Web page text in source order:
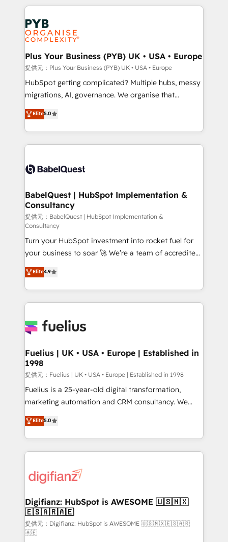
scalable retainers. Let’s make HubSpot your most
powerful growth engine. Built to convert, scale, and
drive results.
WordPress development. We work with enterprise
and growth-led companies across technology,
professional services, financial services and
industrial sectors. Offices in Johannesburg, Cape
Town, Dubai & London. 500+ HubSpot CRM
implementations delivered. AI visibility coverage
across ChatGPT, Claude, Perplexity, Gemini and
Google AI Overviews. HubSpot Impact Award -
Innovation HubSpot Impact Award - Platform
Migration Excellence HubSpot Impact Award -
accreditations with HubSpot.
Plus Your Business (PYB) UK • USA • Europe
提供元：Plus Your Business (PYB) UK • USA • Europe
HubSpot getting complicated? Multiple hubs, messy
migrations, AI, governance. We organise that
complexity, so your team can put HubSpot to work...
Welcome to our Profile! We help with: • CRM
implementation, reports, workflows, and team
training • CRM migration from Salesforce, Pipedrive,
custom API integrations with ERP (and other
operations A little about us: • Boutique 'Elite' team of
12 • 150+ clients across Sales Hub, Marketing Hub,
Service Hub, Data Hub and CMS • ISO/IEC
27001:2022, ISO 9001:2015, and ISO 42001:2023
certified - the AI management standard • GuardHub:
our AI governance framework, built on ISO 42001
Ready for the next step? Click the 👈 '𝗖𝗼𝗻𝘁𝗮𝗰𝘁
𝗯𝘂𝘀𝗶𝗻𝗲𝘀𝘀' button to get in touch (𝘸𝘦'𝘳𝘦 𝘴𝘶𝘱𝘦𝘳
𝘳𝘦𝘴𝘱𝘰𝘯𝘴𝘪𝘷𝘦)
Elite5.0
BabelQuest | HubSpot Implementation &
Consultancy
提供元：BabelQuest | HubSpot Implementation &
Consultancy
Turn your HubSpot investment into rocket fuel for
your business to soar 🚀 We’re a team of accredited
HubSpot experts ready to help you. We can
implement the platform into complex business
environments, optimise what you've got and make
sure you can actually use it, build your website in
for you and execute it on HubSpot. We are on the
framework, meaning we've been accredited by
HubSpot and vetted by the CCS, which means we
can support public sector companies as well the
other ones listed in our profile. Our services: -
HubSpot implementation - HubSpot CMS website
is there for you to: - Grow revenue, and run your
business more efficiently - Build stronger
more people - Get the most out of your HubSpot
investment
Elite4.9
Fuelius | UK • USA • Europe | Established in
1998
提供元：Fuelius | UK • USA • Europe | Established in 1998
Fuelius is a 25-year-old digital transformation,
marketing automation and CRM consultancy. We
enable mid-market and enterprise clients to
maximise their return from digital and fuel their
growth. We modernise platforms, streamline
operations that are causing inefficiencies, improve
supercharge revenue operations Key services: • CRM
Transformation / Web Development • RevOps &
Sales Consulting • Marketing Automation What
makes us different? 🚀 Top 0.5% of global HubSpot
agencies ⚙️ The strongest technical ability and
Elite5.0
Digifianz: HubSpot is AWESOME 🇺🇸🇲🇽
🇪🇸🇦🇷🇦🇪
提供元：Digifianz: HubSpot is AWESOME 🇺🇸🇲🇽🇪🇸🇦🇷
🇦🇪